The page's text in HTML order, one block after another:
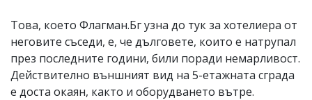
Това, което Флагман.Бг узна до тук за хотелиера от
неговите съседи, е, че дълговете, които е натрупал
през последните години, били поради немарливост.
Действително външният вид на 5-етажната сграда
е доста окаян, както и оборудването вътре.